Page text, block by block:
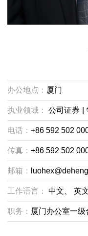
办公地点： 厦门
执业领域： 公司证券
电话： +86 592 502
传真： +86 592 502
邮箱：
工作语言： 中文、 英
职务： 厦门办公室一级